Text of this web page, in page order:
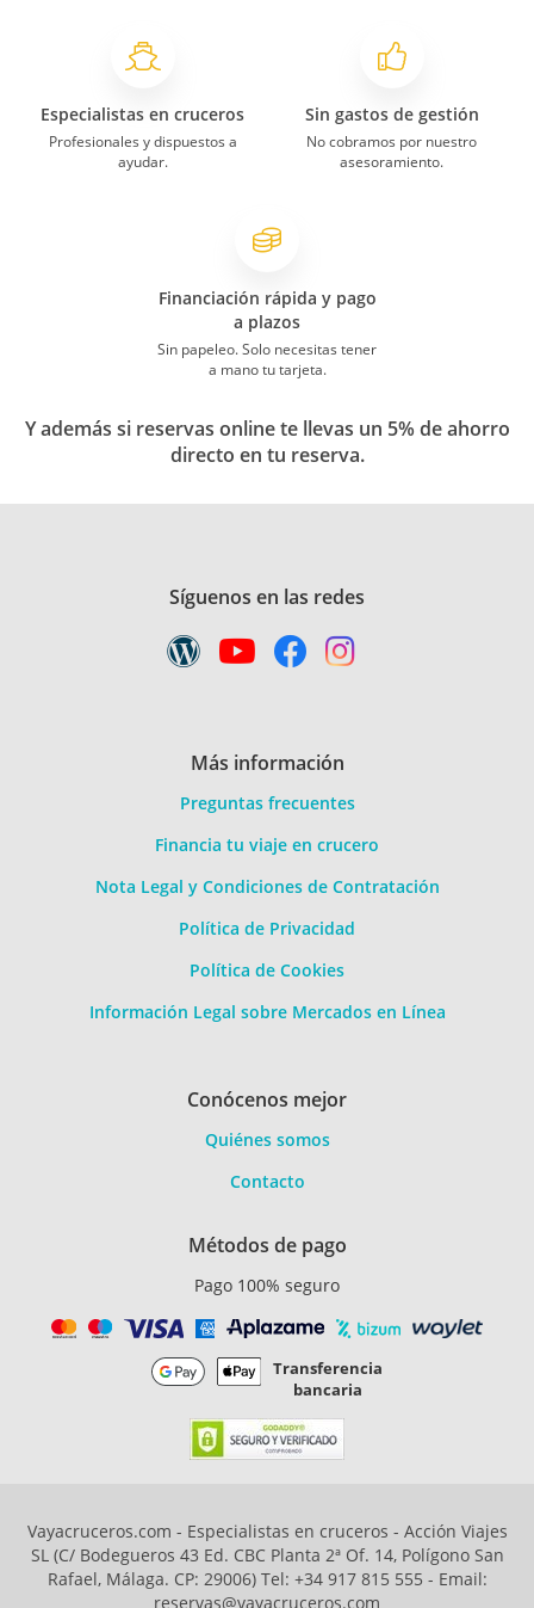
Especialistas en cruceros
Profesionales y dispuestos a
ayudar.
Sin gastos de gestión
No cobramos por nuestro
asesoramiento.
Financiación rápida y pago
a plazos
Sin papeleo. Solo necesitas tener
a mano tu tarjeta.
Y además si reservas online te llevas un 5% de ahorro
directo en tu reserva.
Síguenos en las redes
Más información
Preguntas frecuentes
Financia tu viaje en crucero
Nota Legal y Condiciones de Contratación
Política de Privacidad
Política de Cookies
Información Legal sobre Mercados en Línea
Conócenos mejor
Quiénes somos
Contacto
Métodos de pago
Pago 100% seguro
Transferencia
bancaria
Vayacruceros.com - Especialistas en cruceros - Acción Viajes
SL (C/ Bodegueros 43 Ed. CBC Planta 2ª Of. 14, Polígono San
Rafael, Málaga. CP: 29006) Tel: +34 917 815 555 - Email:
reservas@vayacruceros.com